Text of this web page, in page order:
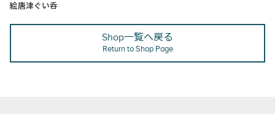
絵唐津ぐい呑
Shop一覧へ戻る
Return to Shop Page